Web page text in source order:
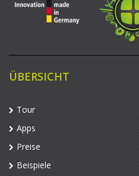
ÜBERSICHT
Tour
Apps
Preise
Beispiele